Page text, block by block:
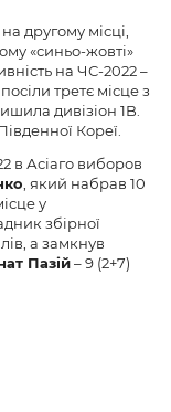
другому місці,
«синьо-жовті»
на ЧС-2022 –
третє місце з
дивізіон 1B.
Кореї.
в Асіаго виборов
, який набрав 10
у
збірної
а замкнув
Пазій– 9 (2+7)